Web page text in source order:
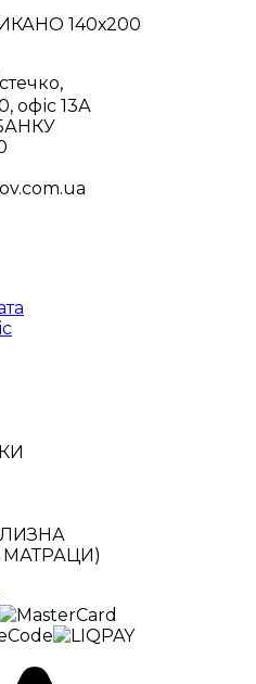
140х200
офіс 13А
МАТРАЦИ)